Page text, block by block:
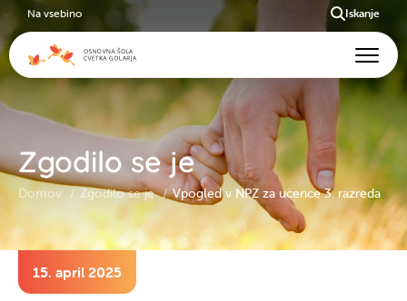
Zgodilo se je
Domov Zgodilo se je Vpogled v NPZ za učence 3. razreda
15. april 2025
Na vsebino Iskanje